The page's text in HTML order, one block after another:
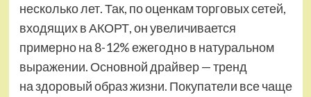
несколько лет. Так, по оценкам торговых сетей,
входящих в АКОРТ, он увеличивается
примерно на 8-12% ежегодно в натуральном
выражении. Основной драйвер — тренд
на здоровый образ жизни. Покупатели все чаще